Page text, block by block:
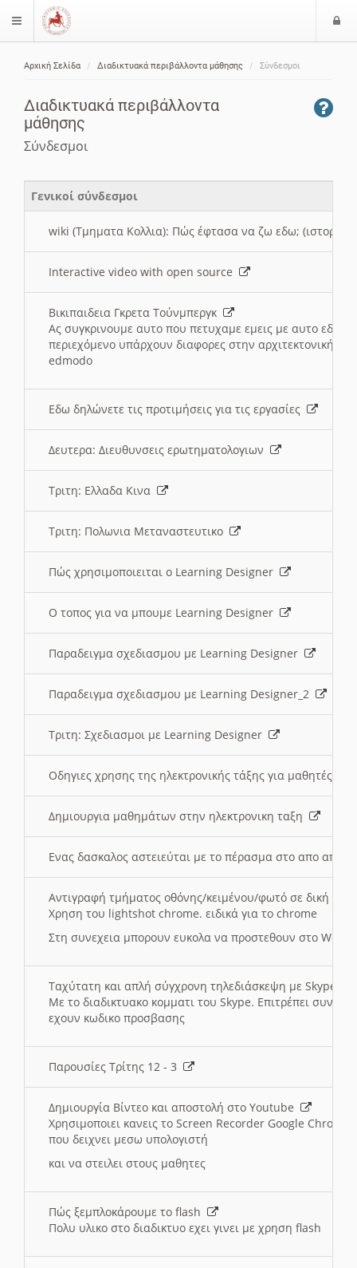
$langMenu
Αρχική Σελίδα Διαδικτυακά περιβάλλοντα μάθησης Σύνδεσμοι
Διαδικτυακά περιβάλλοντα
μάθησης
Σύνδεσμοι
Γενικοί σύνδεσμοι
wiki (Τμηματα Κολλια): Πώς έφτασα να ζω εδω; (ιστορια)
Interactive video with open source
Βικιπαιδεια Γκρετα Τούνμπεργκ
Ας συγκρινουμε αυτο που πετυχαμε εμεις με αυτο εδω
περιεχόμενο υπάρχουν διαφορες στην αρχιτεκτονική
edmodo
Εδω δηλώνετε τις προτιμήσεις για τις εργασίες
Δευτερα: Διευθυνσεις ερωτηματολογιων
Τριτη: Ελλαδα Κινα
Τριτη: Πολωνια Μεταναστευτικο
Πώς χρησιμοποιειται ο Learning Designer
O τοπος για να μπουμε Learning Designer
Παραδειγμα σχεδιασμου με Learning Designer
Παραδειγμα σχεδιασμου με Learning Designer_2
Τριτη: Σχεδιασμοι με Learning Designer
Οδηγιες χρησης της ηλεκτρονικής τάξης για μαθητές
Δημιουργια μαθημάτων στην ηλεκτρονικη ταξη
Ενας δασκαλος αστειεύται με το πέρασμα στο απο
Αντιγραφή τμήματος οθόνης/κειμένου/φωτό σε δική
Χρηση του lightshot chrome. ειδικά για το chrome
Στη συνεχεια μπορουν ευκολα να προστεθουν στο Word
Ταχύτατη και απλή σύγχρονη τηλεδιάσκεψη με Skype
Με το διαδικτυακο κομματι του Skype. Επιτρέπει
εχουν κωδικο προσβασης
Παρουσίες Τρίτης 12 - 3
Δημιουργία Βίντεο και αποστολή στο Youtube
Χρησιμοποιει κανεις το Screen Recorder Google Chrome
που δειχνει μεσω υπολογιστή
και να στειλει στους μαθητες
Πώς ξεμπλοκάρουμε το flash
Πολυ υλικο στο διαδικτυο εχει γινει με χρηση flash